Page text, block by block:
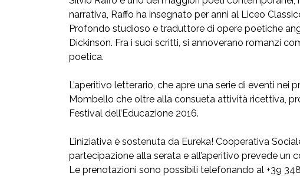
narrativa, Raffo ha insegnato per anni al Liceo
Profondo studioso e traduttore di opere poetiche
Dickinson. Fra i suoi scritti, si annoverano romanzi
poetica.
L’aperitivo letterario, che apre una serie di eventi
Mombello che oltre alla consueta attività ricettiva,
Festival dell’Educazione 2016.
L’iniziativa è sostenuta da Eureka! Cooperativa
partecipazione alla serata e all’aperitivo prevede un
Le prenotazioni sono possibili telefonando al +39